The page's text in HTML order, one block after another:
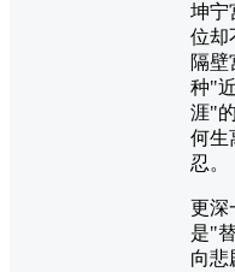
坤宁
位却
隔壁
种"
涯"
何生
忍。
更深
是"
向悲